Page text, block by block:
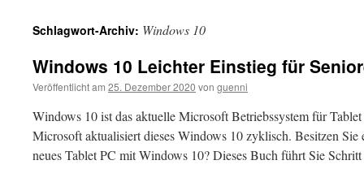
Schlagwort-Archiv: Windows 10
Windows 10 Leichter Einstieg für
Veröffentlicht am 25. Dezember 2020 von guenni
Windows 10 ist das aktuelle Microsoft Betriebssystem für
Microsoft aktualisiert dieses Windows 10 zyklisch. Besitzen Sie
neues Tablet PC mit Windows 10? Dieses Buch führt Sie